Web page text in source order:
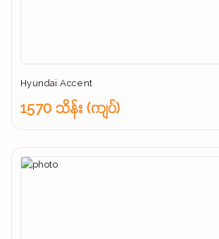
Hyundai Accent
1570 သိန်း (ကျပ်)